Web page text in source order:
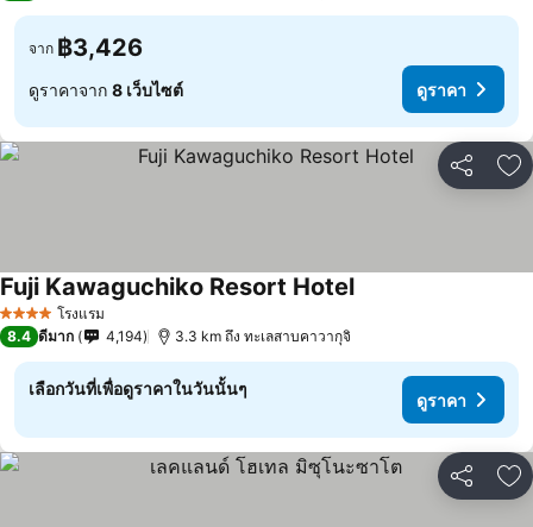
จาก ฿3,426
ดูราคาจาก 8 เว็บไซต์ ดูราคา
แชร์ เ
4 ดาว โรงแรม
Fuji Kawaguchiko Resort Hotelดูราคา
8.4 ดีมาก 4,194 3.3 km ถึง ทะเลสาบคาวากุจิ
เลือกวันที่เพื่อดูราคาในวันนั้นๆ
ดูราคา
แชร์ เ